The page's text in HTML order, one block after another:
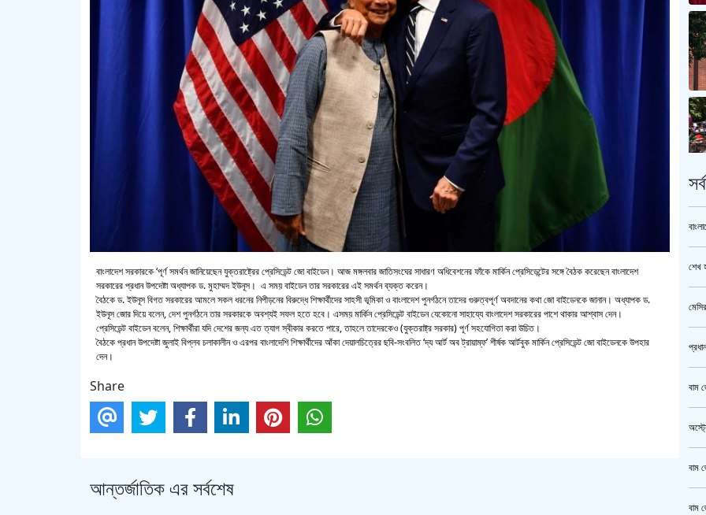
বাংলাদেশ সরকারকে ‘পূর্ণ সমর্থন জানিয়েছেন যুক্তরাষ্ট্রের প্রেসিডেন্ট জো বাইডেন। আজ মঙ্গলবার জাতিসংঘের সাধারণ অধিবেশনের ফাঁকে মার্কিন প্রেসিডেন্টের সঙ্গে বৈঠক করেছেন বাংলাদেশ
সরকারের প্রধান উপদেষ্টা অধ্যাপক ড. মুহাম্মদ ইউনূস। এ সময় বাইডেন তার সরকারের এই সমর্থন ব্যক্ত করেন।
বৈঠকে ড. ইউনূস বিগত সরকারের আমলে সকল ধরনের নিপীড়নের বিরুদ্ধে শিক্ষার্থীদের সাহসী ভূমিকা ও বাংলাদেশ পুনর্গঠনে তাদের গুরুত্বপূর্ণ অবদানের কথা জো বাইডেনকে জানান। অধ্যাপক ড.
ইউনূস জোর দিয়ে বলেন, দেশ পুনর্গঠনে তার সরকারকে অবশ্যই সফল হতে হবে। এসময় মার্কিন প্রেসিডেন্ট বাইডেন যেকোনো সাহায্যে বাংলাদেশ সরকারের পাশে থাকার আশ্বাস দেন।
প্রেসিডেন্ট বাইডেন বলেন, শিক্ষার্থীরা যদি দেশের জন্য এত ত্যাগ স্বীকার করতে পারে, তাহলে তাদেরকেও (যুক্তরাষ্ট্র সরকার) পূর্ণ সহযোগিতা করা উচিত।
বৈঠকে প্রধান উপদেষ্টা জুলাই বিপ্লব চলাকালীন ও এরপর বাংলাদেশি শিক্ষার্থীদের আঁকা দেয়ালচিত্রের ছবি-সংবলিত ‘দ্য আর্ট অব ট্রায়াম্ফ’ শীর্ষক আর্টবুক মার্কিন প্রেসিডেন্ট জো বাইডেনকে উপহার
দেন।
Share
আন্তর্জাতিক এর সর্বশেষ
শেখ
বাম
বাম
বাম